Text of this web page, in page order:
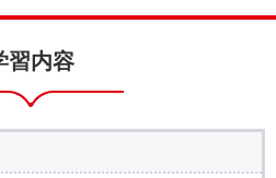
習内容